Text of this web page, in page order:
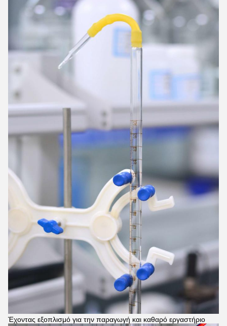
Έχοντας εξοπλισμό για την παραγωγή και καθαρό εργαστήριο